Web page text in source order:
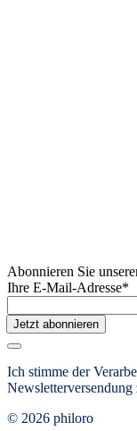
Abonnieren Sie
Ihre E-Mail-Adresse*
Jetzt abonnieren
Ich stimme der
© 2026 philoro